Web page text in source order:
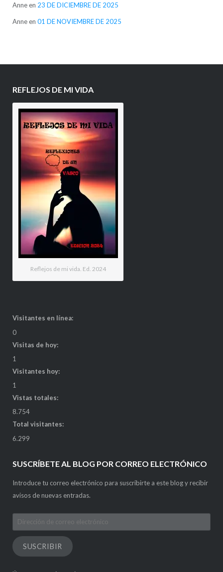
Anneen 23 DE DICIEMBRE DE 2025
Anneen 01 DE NOVIEMBRE DE 2025
REFLEJOS DE MI VIDA
Reflejos de mi vida. Ed. 2024
Visitantes en línea:
0
Visitas de hoy:
1
Visitantes hoy:
1
Vistas totales:
8.754
Total visitantes:
6.299
SUSCRÍBETE AL BLOG POR CORREO ELECTRÓNICO
Introduce tu correo electrónico para suscribirte a este blog y recibir
avisos de nuevas entradas.
Dirección
de
correo
electrónico
SUSCRIBIR